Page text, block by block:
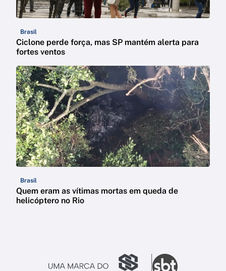
Brasil
Ciclone perde força, mas SP mantém alerta para
fortes ventos
Brasil
Quem eram as vítimas mortas em queda de
helicóptero no Rio